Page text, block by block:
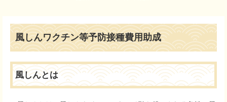
風しんワクチン等予防接種費用助成
風しんとは